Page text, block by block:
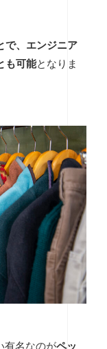
で、エンジニア
も可能となりま
有名なのがペッ